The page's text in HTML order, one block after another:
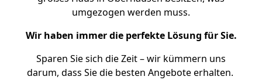
umgezogen werden muss.
Wir haben immer die perfekte Lösung für Sie.
Sparen Sie sich die Zeit – wir kümmern uns
darum, dass Sie die besten Angebote erhalten.